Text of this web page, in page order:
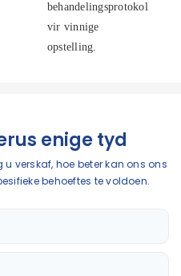
behandelingsprotokolle
vir vinnige
opstelling.
enige tyd
verskaf, hoe beter kan ons ons
behoeftes te voldoen.